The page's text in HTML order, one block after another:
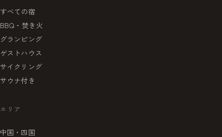
すべての宿
BBQ・焚き火
グランピング
ゲストハウス
サイクリング
サウナ付き
エリア
中国・四国